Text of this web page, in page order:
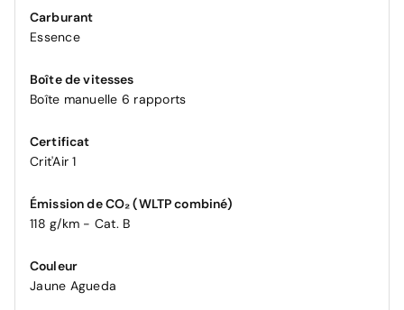
Carburant
Essence
Boîte de vitesses
Boîte manuelle 6 rapports
Certificat
Crit'Air 1
Émission de CO₂ (WLTP combiné)
118 g/km - Cat. B
Couleur
Jaune Agueda